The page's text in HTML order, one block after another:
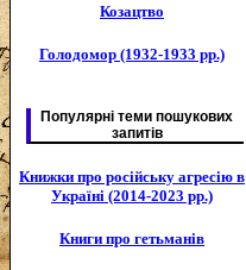
Козацтво
Голодомор (1932-1933 рр.)
Популярні теми пошукових
запитів
Книжки про російську агресію в
Україні (2014-2023 рр.)
Книги про гетьманів